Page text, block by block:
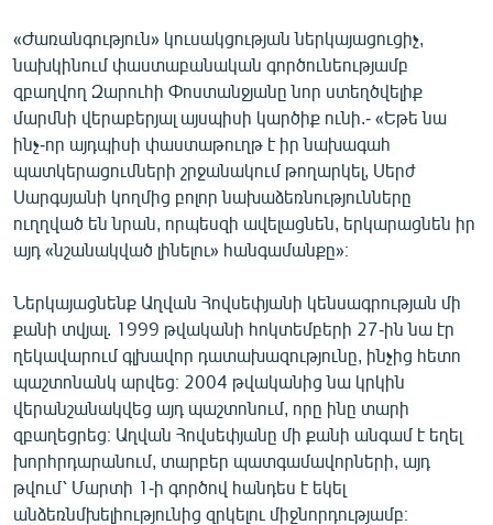
«Ժառանգություն» կուսակցության ներկայացուցիչ,
նախկինում փաստաբանական գործունեությամբ
զբաղվող Զարուհի Փոստանջյանը նոր ստեղծվելիք
մարմնի վերաբերյալ այսպիսի կարծիք ունի.- «Եթե նա
ինչ-որ այդպիսի փաստաթուղթ է իր նախագահ
պատկերացումների շրջանակում թողարկել, Սերժ
Սարգսյանի կողմից բոլոր նախաձեռնությունները
ուղղված են նրան, որպեսզի ավելացնեն, երկարացնեն իր
այդ «նշանակված լինելու» հանգամանքը»։
Ներկայացնենք Աղվան Հովսեփյանի կենսագրության մի
քանի տվյալ. 1999 թվականի հոկտեմբերի 27-ին նա էր
ղեկավարում գլխավոր դատախազությունը, ինչից հետո
պաշտոնանկ արվեց։ 2004 թվականից նա կրկին
վերանշանակվեց այդ պաշտոնում, որը ինը տարի
զբաղեցրեց։ Աղվան Հովսեփյանը մի քանի անգամ է եղել
խորհրդարանում, տարբեր պատգամավորների, այդ
թվում՝ Մարտի 1-ի գործով հանդես է եկել
անձեռնմխելիությունից զրկելու միջնորդությամբ։